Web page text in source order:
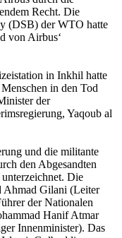
Recht. Die
(DSB) der WTO hatte
von Airbus‘
in Inkhil hatte
in den Tod
der
Yaqoub al
und die militante
den Abgesandten
Die
Ahmad Gilani (Leiter
der Nationalen
Hanif Atmar
Innenminister). Das